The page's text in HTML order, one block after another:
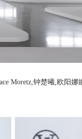
Moretz,钟楚曦,欧阳娜